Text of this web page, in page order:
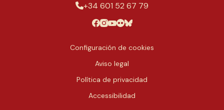
+34 601 52 67 79
Configuración de cookies
Aviso legal
Política de privacidad
Accessibilidad